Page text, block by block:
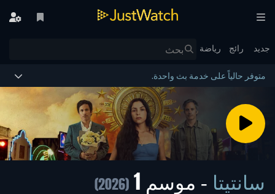
جديد رائج رياضة
متوفر حالياً على خدمة بث واحدة.
سانتيتا - موسم 1 (2026)